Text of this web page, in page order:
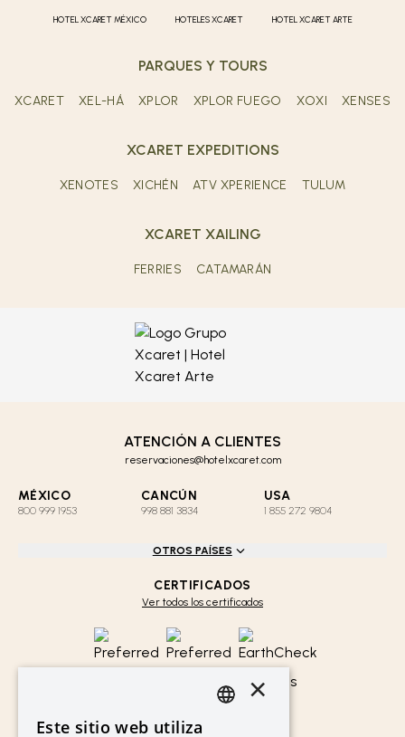
HOTEL XCARET MÉXICO HOTELES XCARET HOTEL XCARET ARTE
PARQUES Y TOURS
XCARET XEL-HÁ XPLOR XPLOR FUEGO XOXI XENSES
XCARET EXPEDITIONS
XENOTES XICHÉN ATV XPERIENCE TULUM
XCARET XAILING
FERRIES CATAMARÁN
ATENCIÓN A CLIENTES
reservaciones@hotelxcaret.com
MÉXICO
800 999 1953
CANCÚN
998 881 3834
USA
1 855 272 9804
OTROS PAÍSES
CERTIFICADOS
Ver todos los certificados
×
Este sitio web utiliza